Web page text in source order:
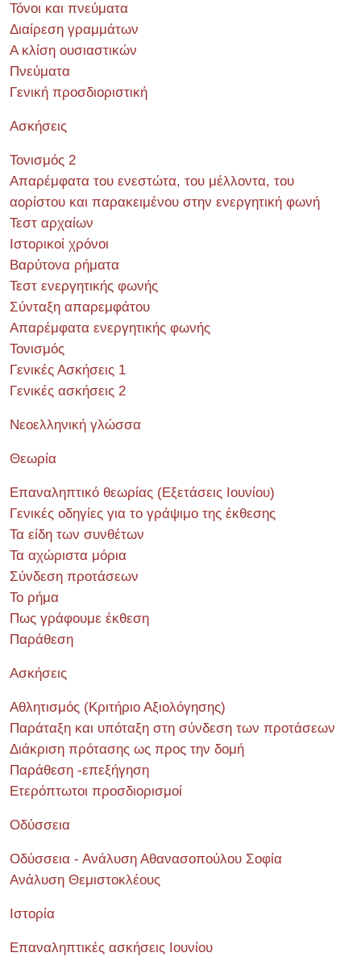
Τόνοι και πνεύματα
Διαίρεση γραμμάτων
Α κλίση ουσιαστικών
Πνεύματα
Γενική προσδιοριστική
Ασκήσεις
Τονισμός 2
Απαρέμφατα του ενεστώτα, του μέλλοντα, του
αορίστου και παρακειμένου στην ενεργητική φωνή
Τεστ αρχαίων
Ιστορικοί χρόνοι
Βαρύτονα ρήματα
Τεστ ενεργητικής φωνής
Σύνταξη απαρεμφάτου
Απαρέμφατα ενεργητικής φωνής
Τονισμός
Γενικές Ασκήσεις 1
Γενικές ασκήσεις 2
Νεοελληνική γλώσσα
Θεωρία
Επαναληπτικό θεωρίας (Εξετάσεις Ιουνίου)
Γενικές οδηγίες για το γράψιμο της έκθεσης
Τα είδη των συνθέτων
Τα αχώριστα μόρια
Σύνδεση προτάσεων
Το ρήμα
Πως γράφουμε έκθεση
Παράθεση
Ασκήσεις
Αθλητισμός (Κριτήριο Αξιολόγησης)
Παράταξη και υπόταξη στη σύνδεση των προτάσεων
Διάκριση πρότασης ως προς την δομή
Παράθεση -επεξήγηση
Ετερόπτωτοι προσδιορισμοί
Οδύσσεια
Οδύσσεια - Ανάλυση Αθανασοπούλου Σοφία
Ανάλυση Θεμιστοκλέους
Ιστορία
Επαναληπτικές ασκήσεις Ιουνίου